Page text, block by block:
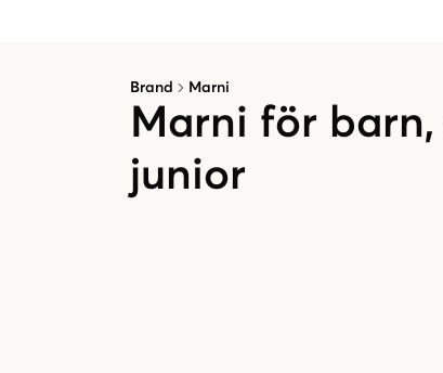
Brand Marni
Marni för
junior